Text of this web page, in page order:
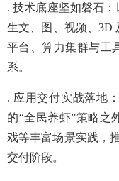
. 技术底座坚如磐石
生文、图、视频、3D
平台、算力集群与工
系。
. 应用交付实战落地
的“全民养虾”策略之
戏等丰富场景实践，
交付阶段。